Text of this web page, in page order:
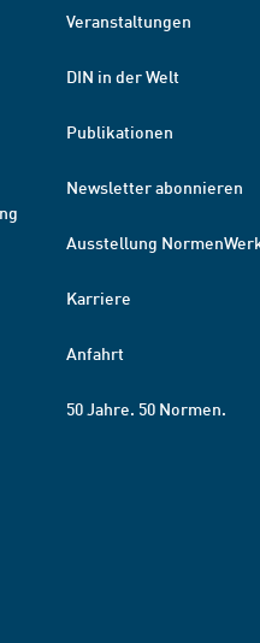
Veranstaltungen
DIN in der Welt
Publikationen
Newsletter abonnieren
Ausstellung
Karriere
Anfahrt
50 Jahre. 50 Normen.